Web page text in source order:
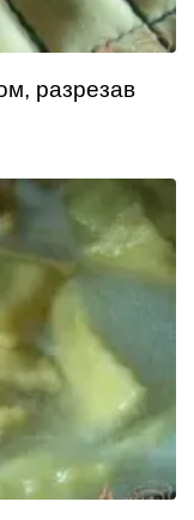
разрезав